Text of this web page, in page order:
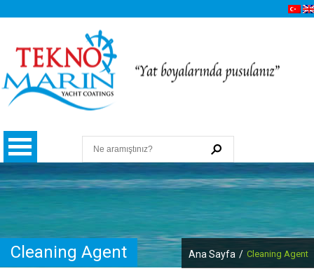
Hakkımızda
Cleaning Agent Ana Sayfa / Cleaning Agent